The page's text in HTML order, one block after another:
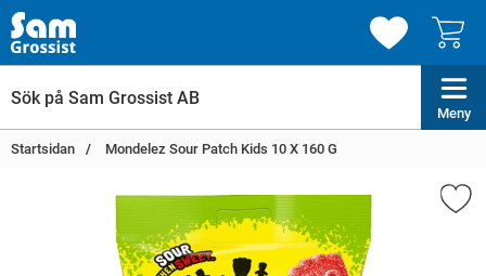
Meny
Startsidan Mondelez Sour Patch Kids 10 X 160 G